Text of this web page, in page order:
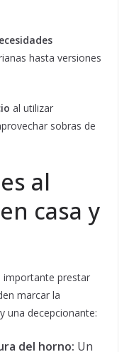
hasta versiones
al utilizar
sobras de
al
casa y
importante prestar
marcar la
una decepcionante:
del horno: Un